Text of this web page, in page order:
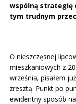
wspólną strategię
tym trudnym
O nieszczęsnej
mieszkaniowych z
września, pisałem
zresztą. Punkt po
ewidentny sposób